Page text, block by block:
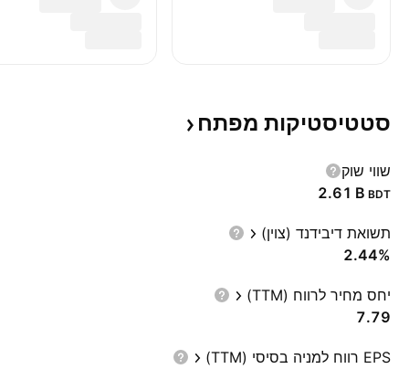
סטטיסטיקות מפתח
שווי שוק
‪2.61 B‬ BDT
תשואת דיבידנד (צוין)
2.44%
יחס מחיר לרווח (TTM)
7.79
EPS רווח למניה בסיסי (TTM)